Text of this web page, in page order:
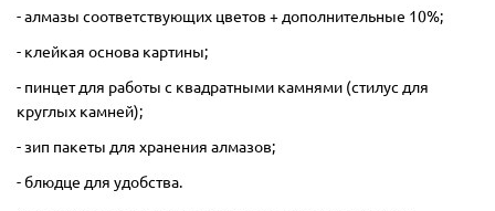
- алмазы соответствующих цветов + дополнительные 10%;
- клейкая основа картины;
- пинцет для работы с квадратными камнями (стилус для
круглых камней);
- зип пакеты для хранения алмазов;
- блюдце для удобства.